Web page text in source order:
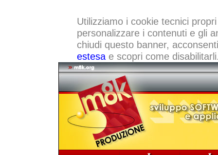
Utilizziamo i cookie tecnici
personalizzare i contenuti e gli
chiudi questo banner,
estesae scopri come